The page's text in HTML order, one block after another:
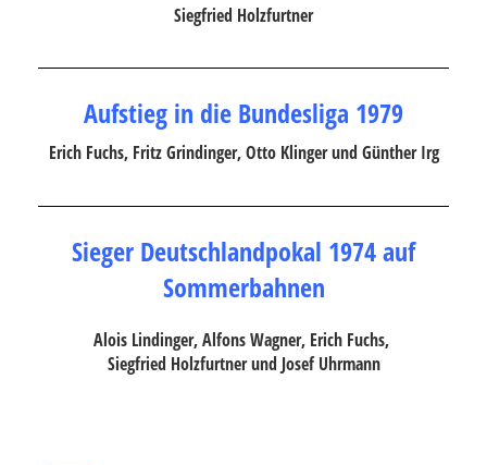
Siegfried Holzfurtner
Aufstieg in die Bundesliga 1979
Erich Fuchs, Fritz Grindinger, Otto Klinger und Günther Irg
Sieger Deutschlandpokal 1974 auf
Sommerbahnen
Alois Lindinger, Alfons Wagner, Erich Fuchs,
Siegfried Holzfurtner und Josef Uhrmann